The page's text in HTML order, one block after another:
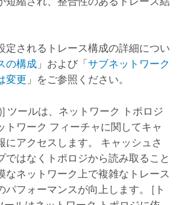
定されるトレース構成の詳細につい
の構成」および「 サブネットワーク
変更 」をご参照ください。
ツールは、ネットワーク トポロジ
トワーク フィーチャに関してキャ
にアクセスします。 キャッシュさ
ではなくトポロジから読み取ること
なネットワーク上で複雑なトレース
パフォーマンスが向上します。 [ト